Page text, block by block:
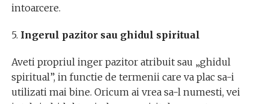
intoarcere.
5. Ingerul pazitor sau ghidul spiritual
Aveti propriul inger pazitor atribuit sau „ghidul
spiritual”, in functie de termenii care va plac sa-i
utilizati mai bine. Oricum ai vrea sa-l numesti, vei